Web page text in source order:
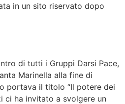
in un sito riservato dopo
di tutti i Gruppi Darsi Pace,
Marinella alla fine di
portava il titolo “Il potere dei
ci ha invitato a svolgere un